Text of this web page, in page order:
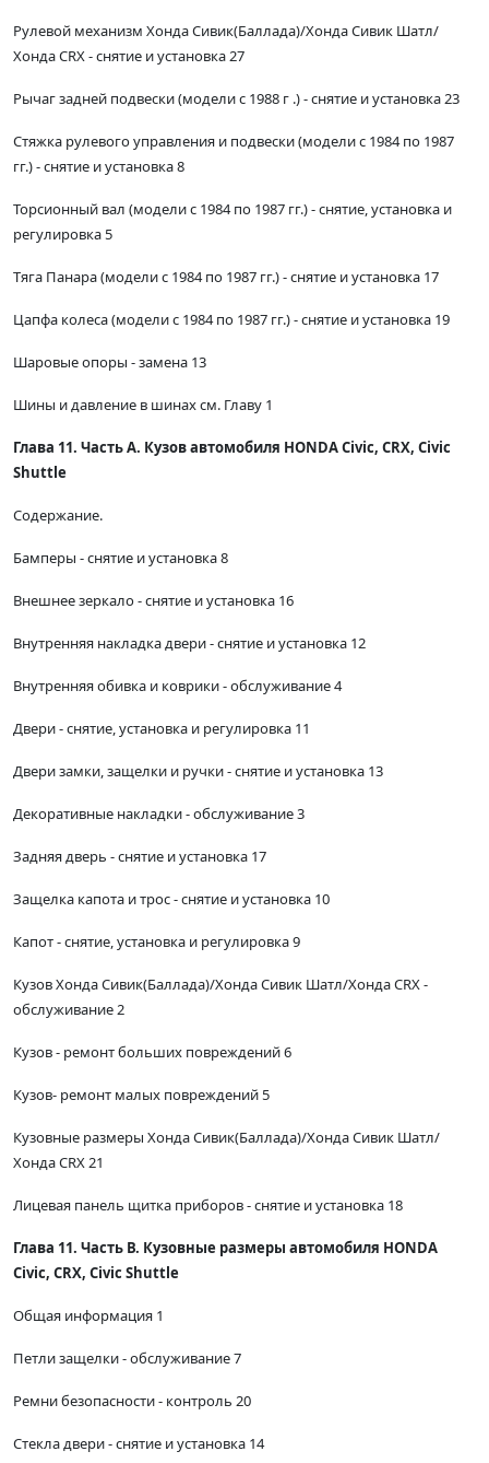
Рулевой механизм Хонда Сивик(Баллада)/Хонда Сивик Шатл/
Хонда CRX - снятие и установка 27
Рычаг задней подвески (модели с 1988 г .) - снятие и установка 23
Стяжка рулевого управления и подвески (модели с 1984 по 1987
гг.) - снятие и установка 8
Торсионный вал (модели с 1984 по 1987 гг.) - снятие, установка и
регулировка 5
Тяга Панара (модели с 1984 по 1987 гг.) - снятие и установка 17
Цапфа колеса (модели с 1984 по 1987 гг.) - снятие и установка 19
Шаровые опоры - замена 13
Шины и давление в шинах см. Главу 1
Глава 11. Часть А. Кузов автомобиля HONDA Civic, CRX, Civic
Shuttle
Содержание.
Бамперы - снятие и установка 8
Внешнее зеркало - снятие и установка 16
Внутренняя накладка двери - снятие и установка 12
Внутренняя обивка и коврики - обслуживание 4
Двери - снятие, установка и регулировка 11
Двери замки, защелки и ручки - снятие и установка 13
Декоративные накладки - обслуживание 3
Задняя дверь - снятие и установка 17
Защелка капота и трос - снятие и установка 10
Капот - снятие, установка и регулировка 9
Кузов Хонда Сивик(Баллада)/Хонда Сивик Шатл/Хонда CRX -
обслуживание 2
Кузов - ремонт больших повреждений 6
Кузов- ремонт малых повреждений 5
Кузовные размеры Хонда Сивик(Баллада)/Хонда Сивик Шатл/
Хонда CRX 21
Лицевая панель щитка приборов - снятие и установка 18
Глава 11. Часть В. Кузовные размеры автомобиля HONDA
Civic, CRX, Civic Shuttle
Общая информация 1
Петли защелки - обслуживание 7
Ремни безопасности - контроль 20
Стекла двери - снятие и установка 14